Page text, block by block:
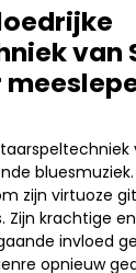
van
bluesmuziek.
zijn virtuoze
Zijn krachtige
invloed
opnieuw